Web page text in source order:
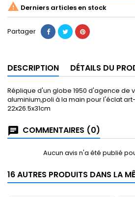
 Derniers articles en stock
Partager
DESCRIPTION DÉTAILS DU
Réplique d'un globe 1950 d'agence de
aluminium,poli à la main pour l'éclat
22x26.5x31cm
COMMENTAIRES (0)
Aucun avis n'a été publié
16 AUTRES PRODUITS DANS LA